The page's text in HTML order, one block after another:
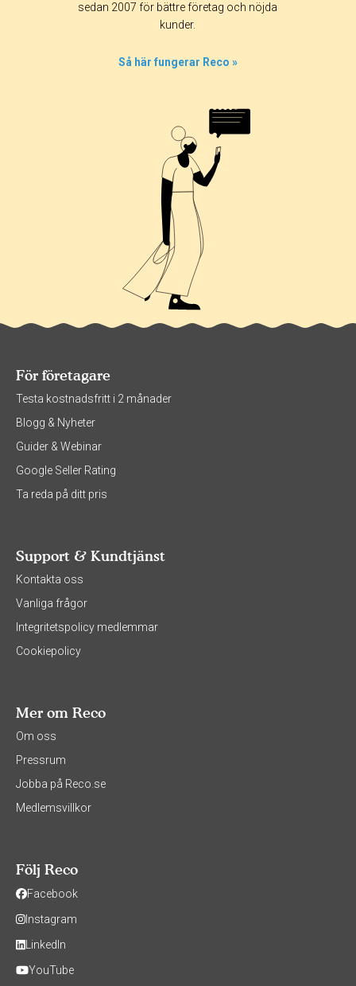
sedan 2007 för bättre företag och nöjda
kunder.
Så här fungerar Reco »
För företagare
Testa kostnadsfritt i 2 månader
Blogg & Nyheter
Guider & Webinar
Google Seller Rating
Ta reda på ditt pris
Support & Kundtjänst
Kontakta oss
Vanliga frågor
Integritetspolicy medlemmar
Cookiepolicy
Mer om Reco
Om oss
Pressrum
Jobba på Reco.se
Medlemsvillkor
Följ Reco
Facebook
Instagram
LinkedIn
YouTube